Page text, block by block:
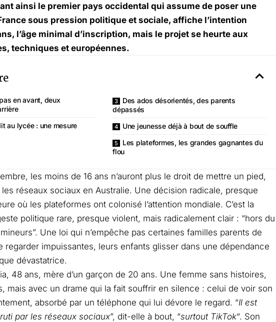
ainsi le premier pays occidental qui assume de poser une
sous pression politique et sociale, affiche l’intention
l’âge minimal d’inscription, mais le projet se heurte aux
techniques et européennes.
en avant, deux
au lycée : une mesure
Des ados désorientés, des parents
dépassés
Une jeunesse déjà à bout de souffle
Les plateformes, les grandes gagnantes du
flou
les moins de 16 ans n’auront plus le droit de mettre un pied,
réseaux sociaux en Australie. Une décision radicale, presque
où les plateformes ont colonisé l’attention mondiale. C’est la
politique rare, presque violent, mais radicalement clair : “hors du
Une loi qui n’empêche pas certaines familles parents de
regarder impuissantes, leurs enfants glisser dans une dépendance
dévastatrice.
48 ans, mère d’un garçon de 20 ans. Une femme sans histoires,
mais avec un drame qui la fait souffrir en silence : celui de voir son
absorbé par un téléphone qui lui dévore le regard. “Il est
par les réseaux sociaux”, dit-elle à bout, “surtout TikTok“. Son